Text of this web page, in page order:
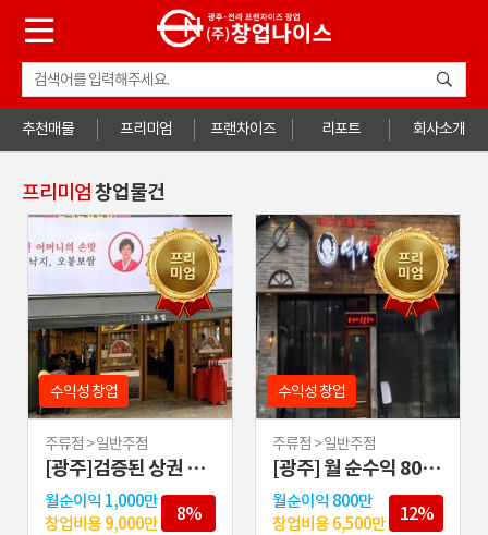
추천매물 프리미엄 프랜차이즈 리포트 회사소개
프리미엄창업물건
여성창업
프랜차이즈 소자본 창업 초보창업 여성창업
[광주] 월 순수익 800만★ 풀오토 역전할머니맥주
12%
수익성 창업 프랜차이즈
휴게음식점 > 패스트푸드
[광주]노브랜드버거 급매물 (권리금 0원)
월순이익300만
창업비용
문의 7%
수익성 창업
휴게음료점 > 테이
월순이익950만
창업비용3억